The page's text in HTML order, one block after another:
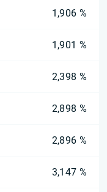
1,906 %
1,901 %
2,398 %
2,898 %
2,896 %
3,147 %